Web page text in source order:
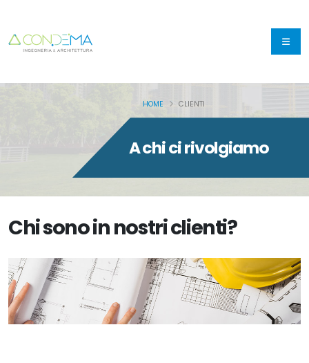
HOME CLIENTI
A chi ci rivolgiamo
Chi sono in nostri clienti?